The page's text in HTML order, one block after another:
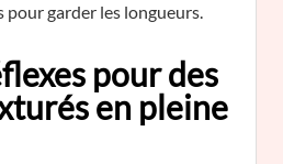
pour garder les longueurs.
pour des
en pleine